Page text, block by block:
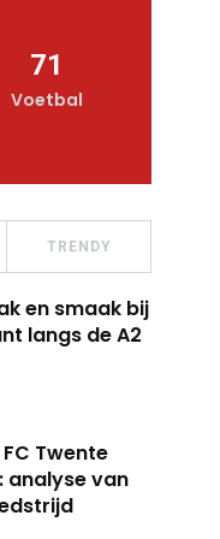
71
Voetbal
TRENDY
en smaak bij
langs de A2
Twente
analyse van